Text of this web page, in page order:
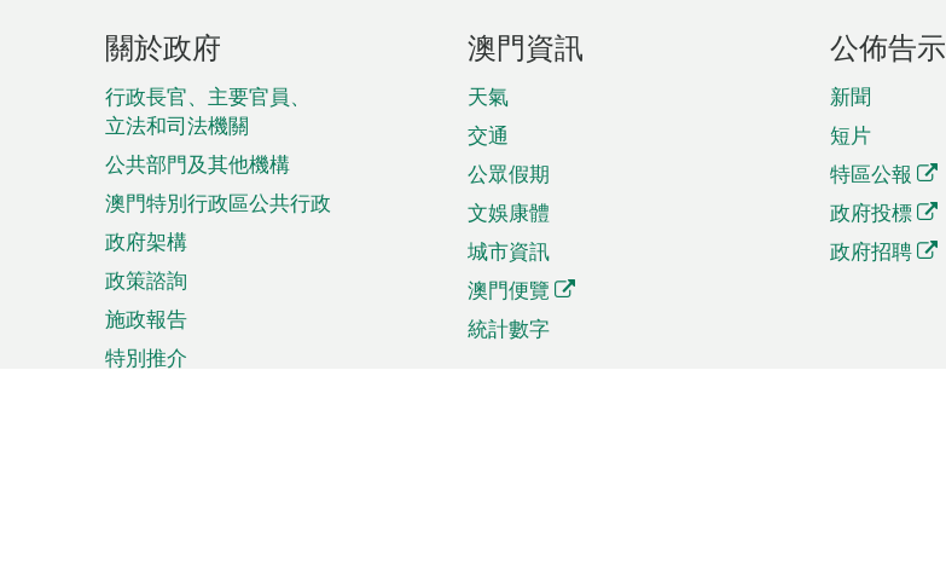
頁
腳
菜
單
關於政府
行政長官、主要官員、
立法和司法機關
公共部門及其他機構
澳門特別行政區公共行政
政府架構
政策諮詢
施政報告
特別推介
澳門資訊
天氣
交通
公眾假期
文娛康體
城市資訊
澳門便覽
統計數字
公佈告示
新聞
短片
特區公報
政府投標
政府招聘